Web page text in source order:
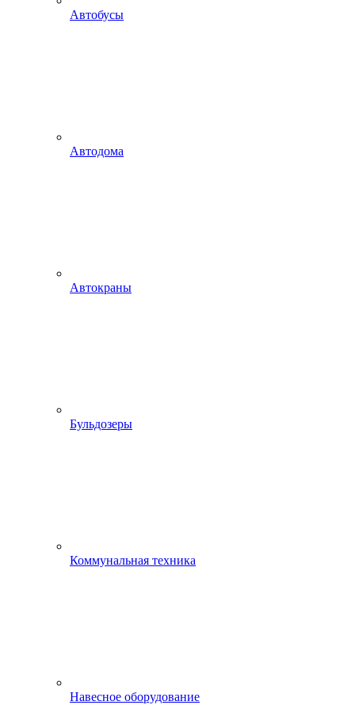
Автобусы
Автодома
Автокраны
Бульдозеры
Коммунальная техника
Навесное оборудование